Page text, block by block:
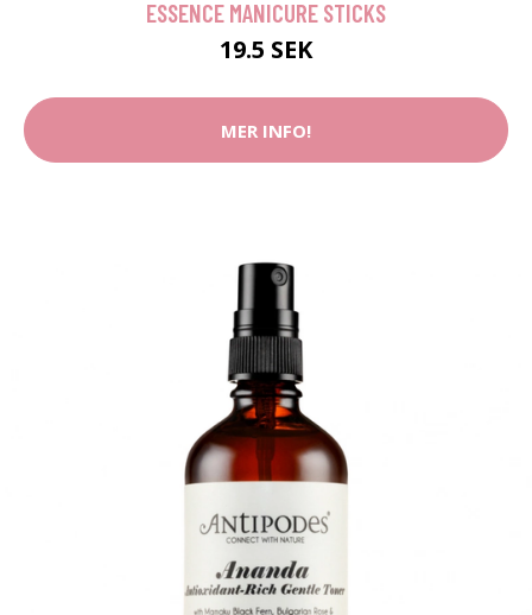
ESSENCE MANICURE STICKS
19.5 SEK
MER INFO!